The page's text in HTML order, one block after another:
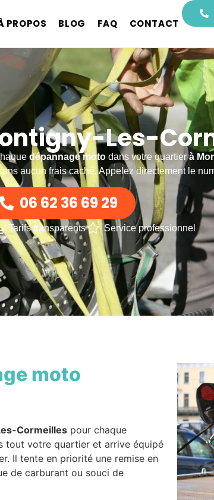
PROPOS BLOG FAQ CONTACT
Les-
dépannage moto dans votre quartierà
aucun frais caché. Appelez directement le
06 62 36 69 29
Tarifs transparents Service professionnel
moto
Cormeilles pour chaque
tout votre quartier et arrive équipé
Il tente en priorité une remise en
de carburant ou souci de